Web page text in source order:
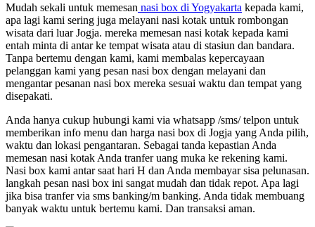
Mudah sekali untuk memesan nasi box di Yogyakarta kepada kami,
apa lagi kami sering juga melayani nasi kotak untuk rombongan
wisata dari luar Jogja. mereka memesan nasi kotak kepada kami
entah minta di antar ke tempat wisata atau di stasiun dan bandara.
Tanpa bertemu dengan kami, kami membalas kepercayaan
pelanggan kami yang pesan nasi box dengan melayani dan
mengantar pesanan nasi box mereka sesuai waktu dan tempat yang
disepakati.
Anda hanya cukup hubungi kami via whatsapp /sms/ telpon untuk
memberikan info menu dan harga nasi box di Jogja yang Anda pilih,
waktu dan lokasi pengantaran. Sebagai tanda kepastian Anda
memesan nasi kotak Anda tranfer uang muka ke rekening kami.
Nasi box kami antar saat hari H dan Anda membayar sisa pelunasan.
langkah pesan nasi box ini sangat mudah dan tidak repot. Apa lagi
jika bisa tranfer via sms banking/m banking. Anda tidak membuang
banyak waktu untuk bertemu kami. Dan transaksi aman.